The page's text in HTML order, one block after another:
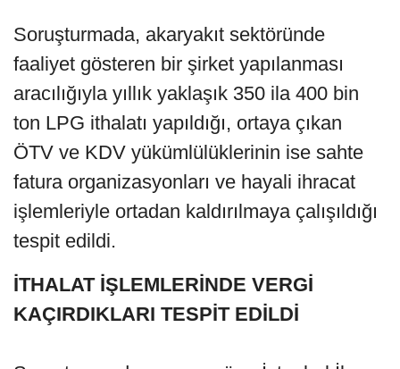
Soruşturmada, akaryakıt sektöründe
faaliyet gösteren bir şirket yapılanması
aracılığıyla yıllık yaklaşık 350 ila 400 bin
ton LPG ithalatı yapıldığı, ortaya çıkan
ÖTV ve KDV yükümlülüklerinin ise sahte
fatura organizasyonları ve hayali ihracat
işlemleriyle ortadan kaldırılmaya çalışıldığı
tespit edildi.
İTHALAT İŞLEMLERİNDE VERGİ
KAÇIRDIKLARI TESPİT EDİLDİ